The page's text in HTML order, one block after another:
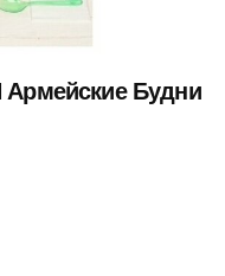
Армейские Будни